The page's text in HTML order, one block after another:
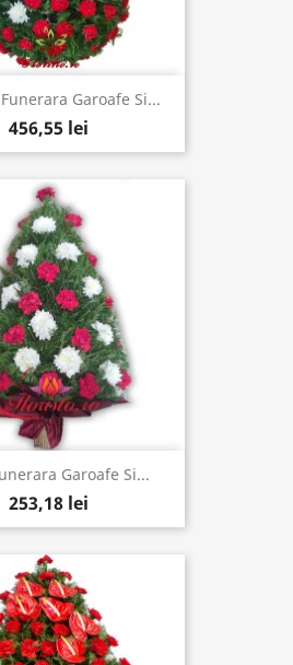
Garoafe Si...
456,55 lei
Garoafe Si...
253,18 lei